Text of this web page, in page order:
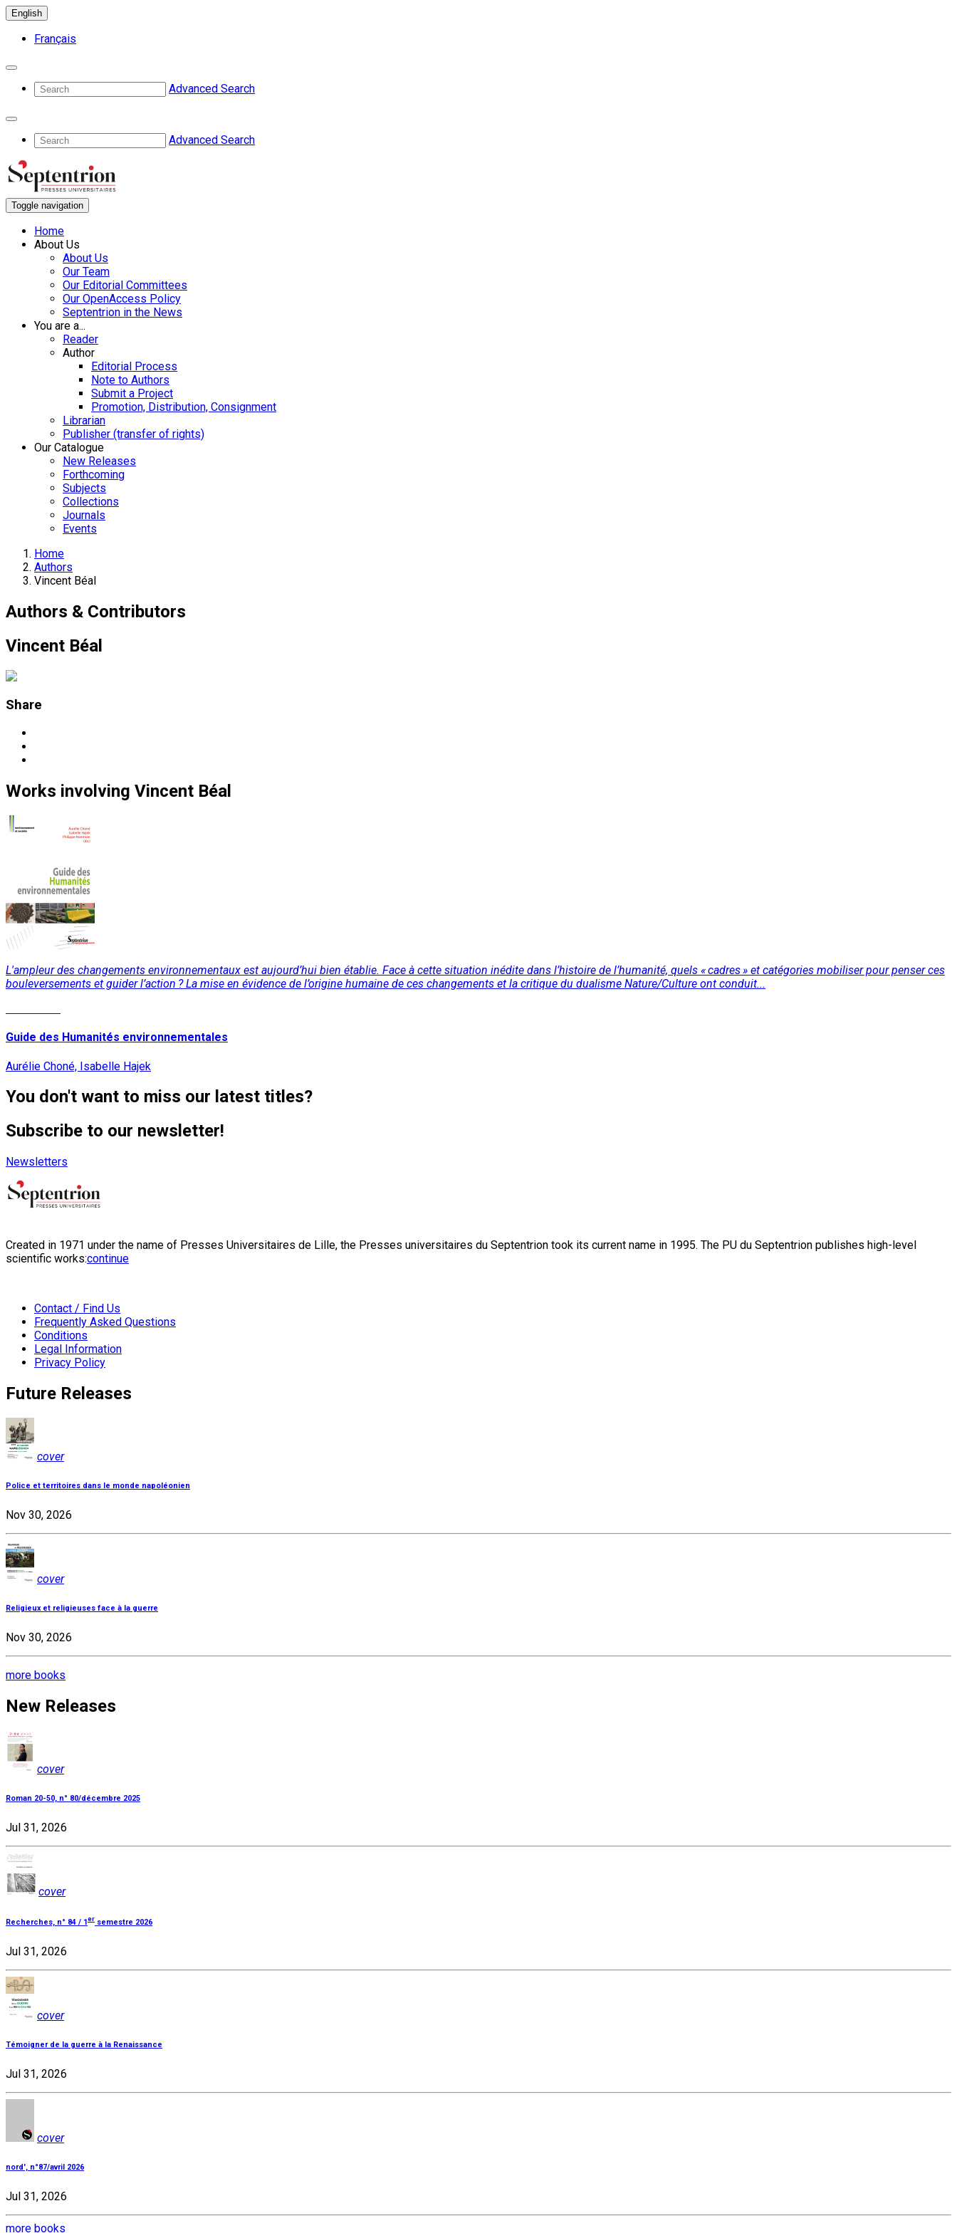
English
Français
Advanced Search
Advanced Search
Toggle navigation
Home
About Us
About Us
Our Team
Our Editorial Committees
Our OpenAccess Policy
Septentrion in the News
You are a...
Reader
Author
Editorial Process
Note to Authors
Submit a Project
Promotion, Distribution, Consignment
Librarian
Publisher (transfer of rights)
Our Catalogue
New Releases
Forthcoming
Subjects
Collections
Journals
Events
Home
Authors
Vincent Béal
Authors & Contributors
Vincent Béal
Share
Works involving Vincent Béal
L'ampleur des changements environnementaux est aujourd’hui bien établie. Face à cette situation inédite dans l’histoire de l’humanité, quels « cadres » et catégories mobiliser pour penser ces
bouleversements et guider l’action ? La mise en évidence de l’origine humaine de ces changements et la critique du dualisme Nature/Culture ont conduit...
Guide des Humanités environnementales
Aurélie Choné, Isabelle Hajek
You don't want to miss our latest titles?
Subscribe to our newsletter!
Newsletters
Created in 1971 under the name of Presses Universitaires de Lille, the Presses universitaires du Septentrion took its current name in 1995. The PU du Septentrion publishes high-level
scientific works:continue
Contact / Find Us
Frequently Asked Questions
Conditions
Legal Information
Privacy Policy
Future Releases
cover
Police et territoires dans le monde napoléonien
Nov 30, 2026
cover
Religieux et religieuses face à la guerre
Nov 30, 2026
more books
New Releases
cover
Roman 20-50, n° 80/décembre 2025
Jul 31, 2026
cover
Recherches, n° 84 / 1 er semestre 2026
Jul 31, 2026
cover
Témoigner de la guerre à la Renaissance
Jul 31, 2026
cover
nord', n°87/avril 2026
Jul 31, 2026
more books